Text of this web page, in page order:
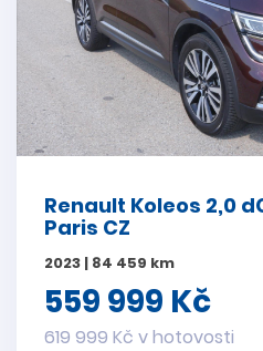
Renault Koleos 2,0
Paris CZ
2023 | 84 459 km
559 999 Kč
619 999 Kč v hotovosti